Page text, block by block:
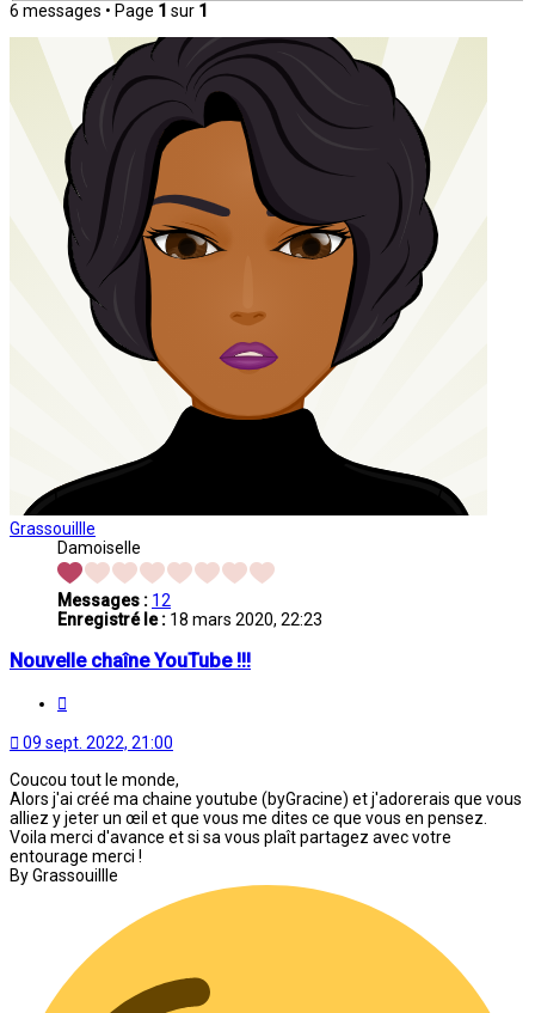
6 messages • Page 1 sur 1
Grassouillle
Damoiselle
Messages : 12
Enregistré le : 18 mars 2020, 22:23
Nouvelle chaîne YouTube !!!
09 sept. 2022, 21:00
Coucou tout le monde,
Alors j'ai créé ma chaine youtube (byGracine) et j'adorerais que vous
alliez y jeter un œil et que vous me dites ce que vous en pensez.
Voila merci d'avance et si sa vous plaît partagez avec votre
entourage merci !
By Grassouillle